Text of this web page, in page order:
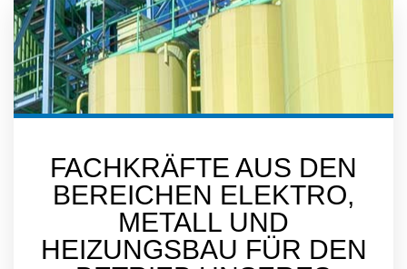
FACHKRÄFTE AUS DEN
BEREICHEN ELEKTRO,
METALL UND
HEIZUNGSBAU FÜR DEN